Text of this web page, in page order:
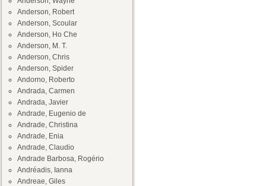
Anderson, Robert
Anderson, Scoular
Anderson, Ho Che
Anderson, M. T.
Anderson, Chris
Anderson, Spider
Andorno, Roberto
Andrada, Carmen
Andrada, Javier
Andrade, Eugenio de
Andrade, Christina
Andrade, Enia
Andrade, Claudio
Andrade Barbosa, Rogério
Andréadis, Ianna
Andreae, Giles